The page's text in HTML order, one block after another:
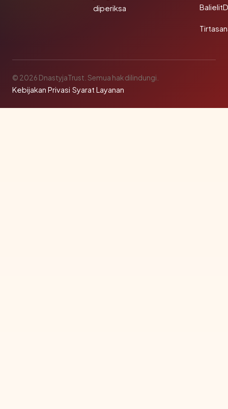
diperiksa
© 2026 DnastyjaTrust. Semua hak dilindungi.
Kebijakan Privasi·Syarat Layanan